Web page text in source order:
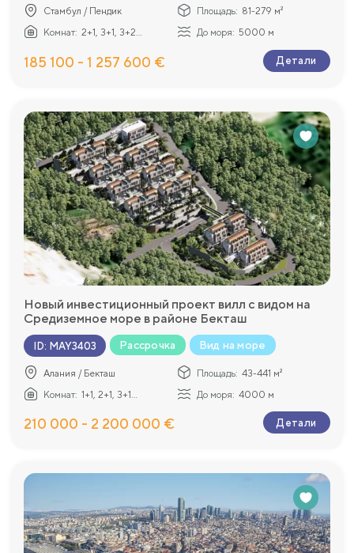
Стамбул / Пендик Площадь: 81-279 м²
Комнат: 2+1, 3+1, 3+2... До моря: 5000 м
185 100 - 1 257 600 € Детали
Новый инвестиционный проект вилл с видом на
Средиземное море в районе Бекташ
ID: MAY3403 Рассрочка Вид на море
Алания / Бекташ Площадь: 43-441 м²
Комнат: 1+1, 2+1, 3+1... До моря: 4000 м
210 000 - 2 200 000 € Детали